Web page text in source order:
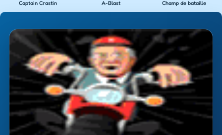
Captain Crastin A-Blast Champ de bataille